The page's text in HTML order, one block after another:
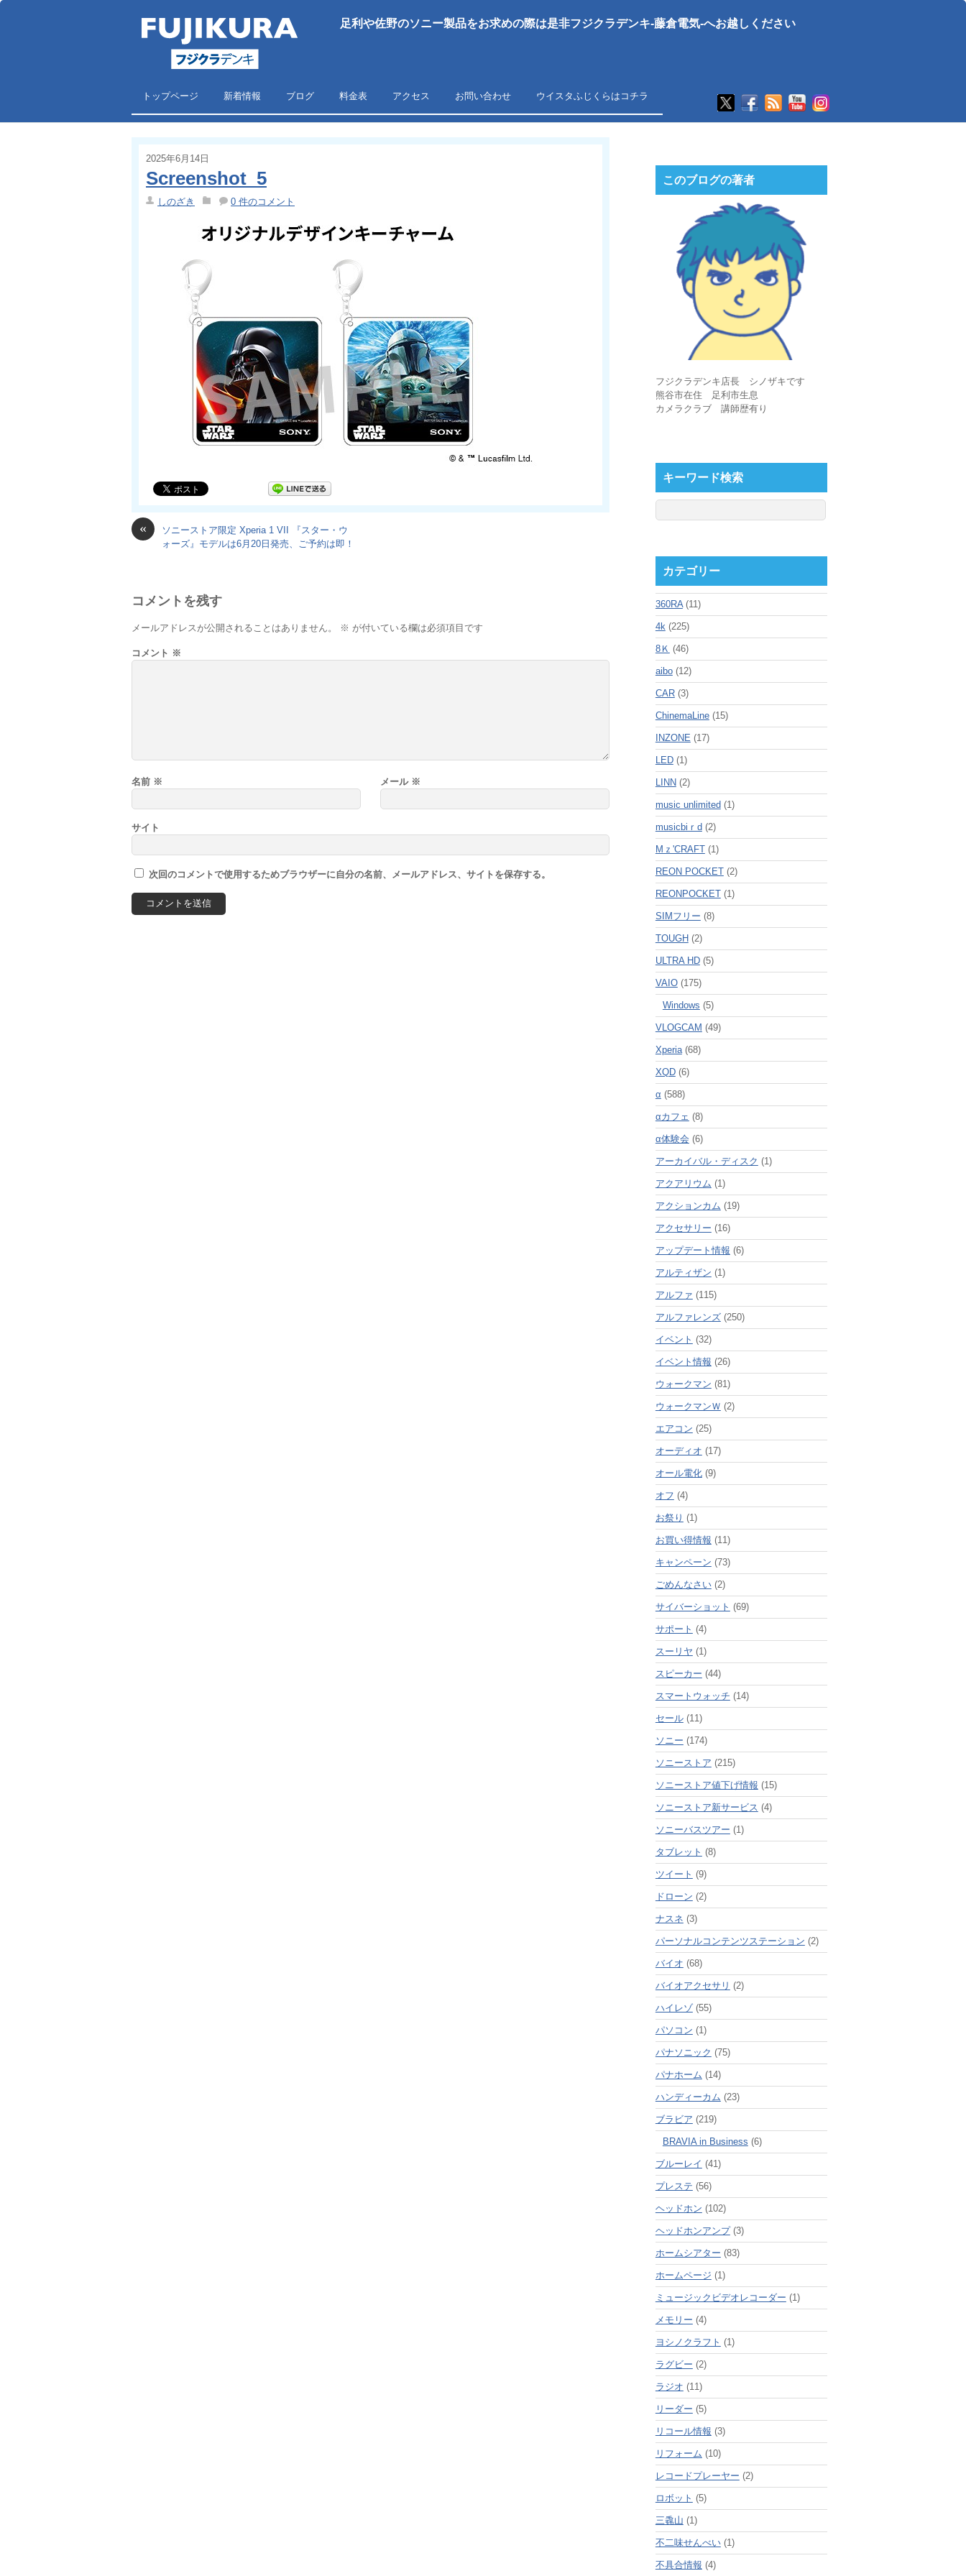
足利や佐野のソニー製品をお求めの際は是非フジクラデンキ-藤倉電気-へお越しください
トップページ 新着情報 ブログ 料金表 アクセス お問い合わせ ウイスタふじくらはコチラ
2025年6月14日
Screenshot_5
しのざき 0 件のコメント
«
ソニーストア限定 Xperia 1 VII 『スター・ウ
ォーズ』モデルは6月20日発売、ご予約は即！
コメントを残す
メールアドレスが公開されることはありません。 ※ が付いている欄は必須項目です
コメント ※
名前 ※ メール ※
サイト
次回のコメントで使用するためブラウザーに自分の名前、メールアドレス、サイトを保存する。
このブログの著者
フジクラデンキ店長 シノザキです
熊谷市在住 足利市生息
カメラクラブ 講師歴有り
キーワード検索
カテゴリー
360RA(11)
4k (225)
8Ｋ (46)
aibo(12)
CAR(3)
ChinemaLine(15)
INZONE (17)
LED(1)
LINN (2)
music unlimited (1)
musicbiｒd (2)
Mｚ'CRAFT(1)
REON POCKET(2)
REONPOCKET(1)
SIMフリー (8)
TOUGH (2)
ULTRA HD(5)
VAIO(175)
Windows (5)
VLOGCAM (49)
Xperia(68)
XQD(6)
α (588)
αカフェ (8)
α体験会 (6)
アーカイバル・ディスク (1)
アクアリウム (1)
アクションカム (19)
アクセサリー (16)
アップデート情報 (6)
アルティザン (1)
アルファ (115)
アルファレンズ(250)
イベント (32)
イベント情報 (26)
ウォークマン (81)
ウォークマンＷ (2)
エアコン (25)
オーディオ (17)
オール電化(9)
オフ (4)
お祭り (1)
お買い得情報 (11)
キャンペーン (73)
ごめんなさい(2)
サイバーショット (69)
サポート (4)
スーリヤ (1)
スピーカー (44)
スマートウォッチ (14)
セール(11)
ソニー (174)
ソニーストア (215)
ソニーストア値下げ情報 (15)
ソニーストア新サービス (4)
ソニーバスツアー (1)
タブレット (8)
ツイート (9)
ドローン (2)
ナスネ (3)
パーソナルコンテンツステーション (2)
バイオ (68)
バイオアクセサリ (2)
ハイレゾ(55)
パソコン (1)
パナソニック (75)
パナホーム (14)
ハンディーカム (23)
ブラビア (219)
BRAVIA in Business (6)
ブルーレイ (41)
プレステ (56)
ヘッドホン (102)
ヘッドホンアンプ(3)
ホームシアター (83)
ホームページ (1)
ミュージックビデオレコーダー (1)
メモリー (4)
ヨシノクラフト (1)
ラグビー (2)
ラジオ (11)
リーダー (5)
リコール情報 (3)
リフォーム (10)
レコードプレーヤー (2)
ロボット (5)
三毳山 (1)
不二味せんべい(1)
不具合情報 (4)